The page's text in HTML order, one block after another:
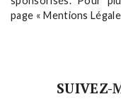
page « Mentions
SUIVEZ-